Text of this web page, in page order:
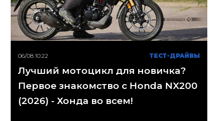
06/08 10:22 ТЕСТ-ДРАЙВЫ
Лучший мотоцикл для новичка?
Первое знакомство с Honda NX200
(2026) - Хонда во всем!